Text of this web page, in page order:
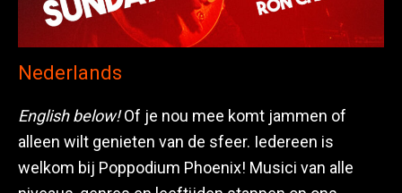
Nederlands
English below!Of je nou mee komt jammen of
alleen wilt genieten van de sfeer. Iedereen is
welkom bij Poppodium Phoenix! Musici van alle